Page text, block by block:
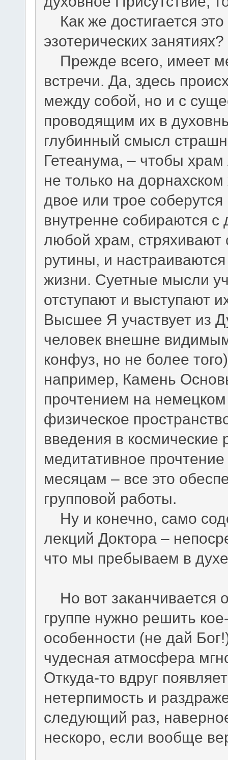
Как же достигается
эзотерических занятиях?
Прежде всего, имеет
встречи. Да, здесь
между собой, но и с
проводящим их в
глубинный смысл
Гетеанума, – чтобы
не только на
двое или трое
внутренне собираются с
любой храм, стряхивают
рутины, и
жизни. Суетные мысли
отступают и выступают
Высшее Я участвует из
человек внешне
конфуз, но не более
например, Камень
прочтением на
физическое
введения в
медитативное
месяцам – все это
групповой работы.
Ну и конечно, само
лекций Доктора –
что мы пребываем в
Но вот заканчивается
группе нужно решить
особенности (не дай
чудесная атмосфера
Откуда-то вдруг
нетерпимость и
следующий раз,
нескоро, если вообще